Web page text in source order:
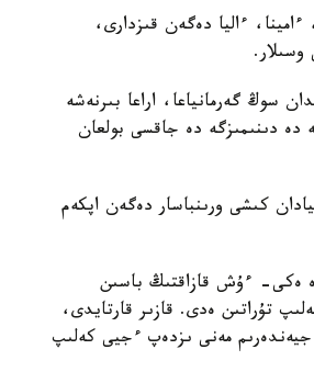
ءاليا دەگەن قىزدارى،
سوڭ گەرمانياعا، اراعا بىرنەشە
دە دىنىمىزگە دە جاقسى بولعان
كىشى ورىنباسار دەگەن اپكەم
ەكى- ءۇش قازاقتىڭ باسىن
تۇراتىن ەدى. قازىر قارتايدى،
مەنى ىزدەپ ءجيى كەلىپ